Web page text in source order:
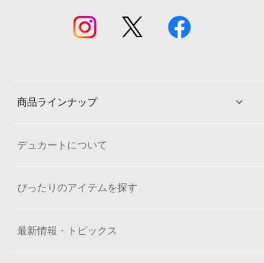
商品ラインナップ
デュカートについて
ぴったりのアイテムを探す
最新情報・トピックス